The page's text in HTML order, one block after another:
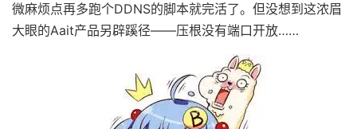
微麻烦点再多跑个DDNS的脚本就完活了。但没想到这浓眉
大眼的Aait产品另辟蹊径——压根没有端口开放……